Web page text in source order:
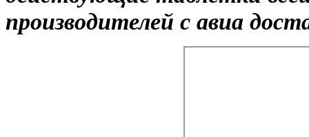
производителей с авиа